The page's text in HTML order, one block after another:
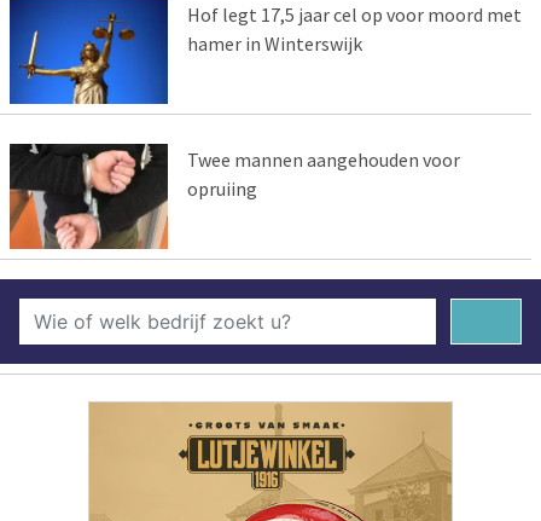
Hof legt 17,5 jaar cel op voor moord met
hamer in Winterswijk
Twee mannen aangehouden voor
opruiing